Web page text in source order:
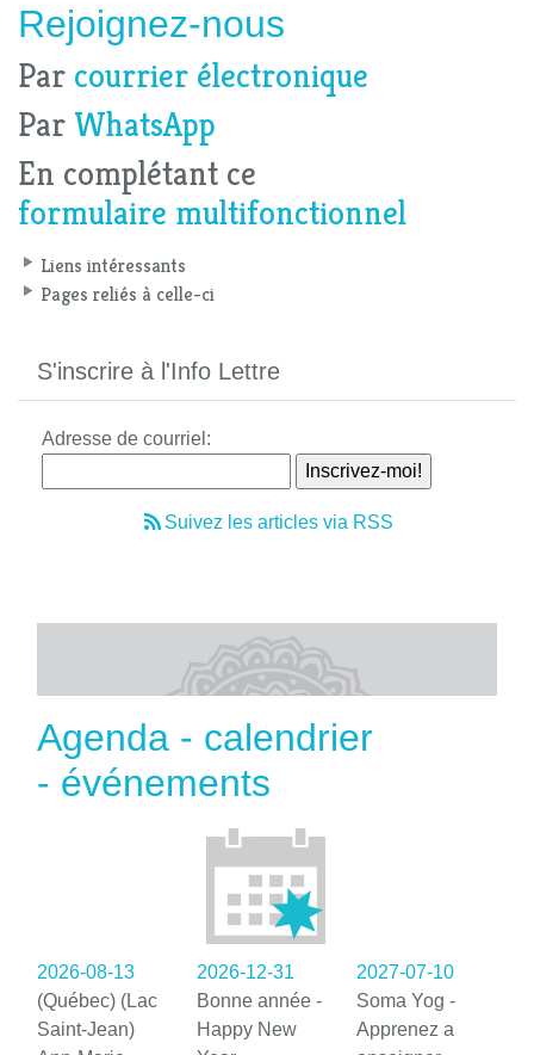
Rejoignez-nous
Par courrier électronique
Par WhatsApp
En complétant ce
formulaire multifonctionnel
Liens intéressants
Pages reliés à celle-ci
S'inscrire à l'Info Lettre
Adresse de courriel:
Suivez les articles via RSS
Agenda - calendrier
- événements
2026-08-13
(Québec) (Lac
Saint-Jean)
2026-12-31
Bonne année -
Happy New
2027-07-10
Soma Yog -
Apprenez a